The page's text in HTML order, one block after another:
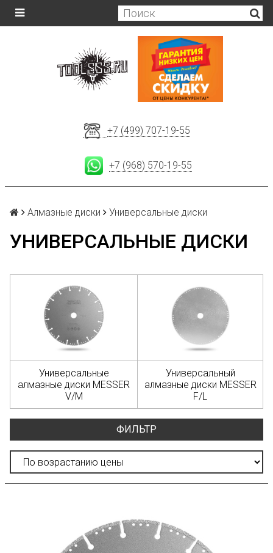
+7 (499) 707-19-55
+7 (968) 570-19-55
Алмазные диски Универсальные диски
УНИВЕРСАЛЬНЫЕ ДИСКИ
Универсальные
алмазные диски MESSER
V/M
Универсальный
алмазные диски MESSER
F/L
ФИЛЬТР